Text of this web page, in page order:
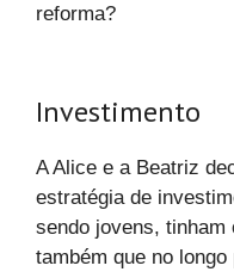
reforma?
Investimento
A Alice e a Beatriz
estratégia de
sendo jovens, tinham
também que no